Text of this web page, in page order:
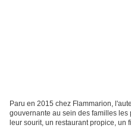
Paru en 2015 chez Flammarion,
gouvernante au sein des familles
leur sourit, un restaurant propice, un